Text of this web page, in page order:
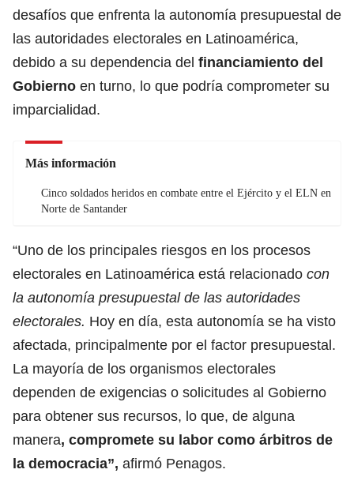
desafíos que enfrenta la autonomía presupuestal de
las autoridades electorales en Latinoamérica,
debido a su dependencia del financiamiento del
Gobierno en turno, lo que podría comprometer su
imparcialidad.
Más información
Cinco soldados heridos en combate entre el Ejército y el ELN en
Norte de Santander
“Uno de los principales riesgos en los procesos
electorales en Latinoamérica está relacionado con
la autonomía presupuestal de las autoridades
electorales. Hoy en día, esta autonomía se ha visto
afectada, principalmente por el factor presupuestal.
La mayoría de los organismos electorales
dependen de exigencias o solicitudes al Gobierno
para obtener sus recursos, lo que, de alguna
manera, compromete su labor como árbitros de
la democracia”, afirmó Penagos.